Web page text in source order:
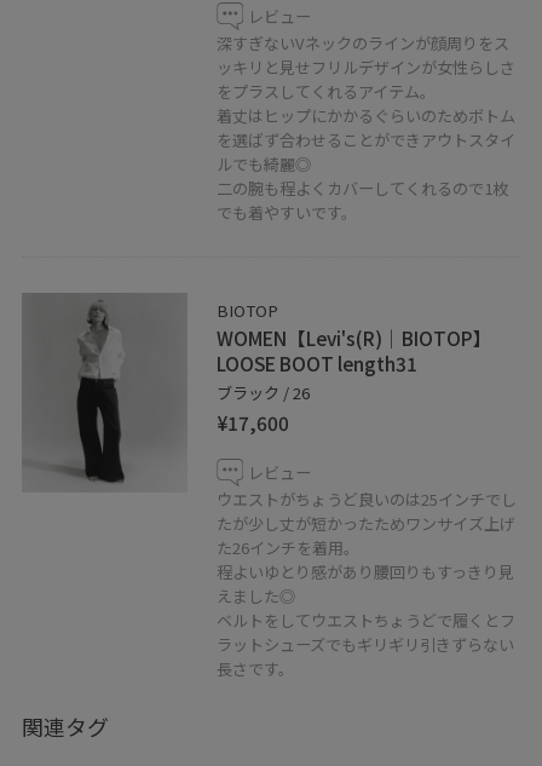
また、記載のないアイテムはスタッフ私物です。
Instagramはじめました！
お気軽にフォローしてくれると嬉しいです⭐️
LINEでロペスタッフに相談は【友だち追加】をタップを
レビュー
深すぎないVネックのラインが顔周りをス
ッキリと見せフリルデザインが女性らしさ
をプラスしてくれるアイテム。
着丈はヒップにかかるぐらいのためボトム
を選ばず合わせることができアウトスタイ
ルでも綺麗◎
二の腕も程よくカバーしてくれるので1枚
でも着やすいです。
BIOTOP
WOMEN【Levi's(R)｜BIOTOP】
LOOSE BOOT length31
ブラック / 26
¥17,600
レビュー
ウエストがちょうど良いのは25インチでし
たが少し丈が短かったためワンサイズ上げ
た26インチを着用。
程よいゆとり感があり腰回りもすっきり見
えました◎
ベルトをしてウエストちょうどで履くとフ
ラットシューズでもギリギリ引きずらない
長さです。
関連タグ